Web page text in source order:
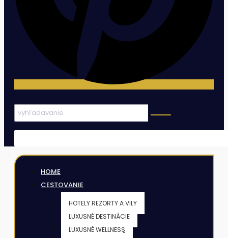
HOME
CESTOVANIE
HOTELY REZORTY A VILY
LUXUSNÉ DESTINÁCIE
LUXUSNÉ WELLNESS